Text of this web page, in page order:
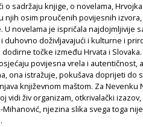
o sadržaju knjige, o novelama,
njih osim proučenih povijesnih
U novelama je ispričala najdojmljivije
duhovno doživljavajući i kulturne i
dodirne točke između Hrvata i
povijesna vrela i autentičnost,
ona istražuje, pokušava doprijeti
književnom maštom. Za
vidi živ organizam, otkrivalački
Mihanović, njezina slika svega toga